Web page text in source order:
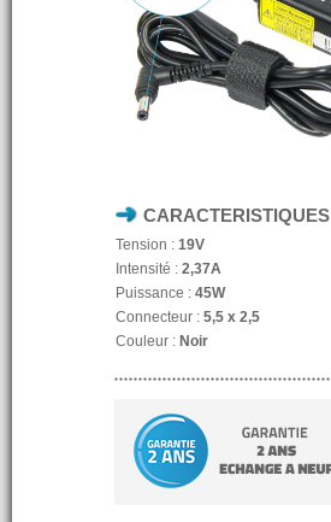
CARACTERISTIQUES
Tension : 19V
Intensité : 2,37A
Puissance : 45W
Connecteur : 5,5 x 2,5
Couleur : Noir